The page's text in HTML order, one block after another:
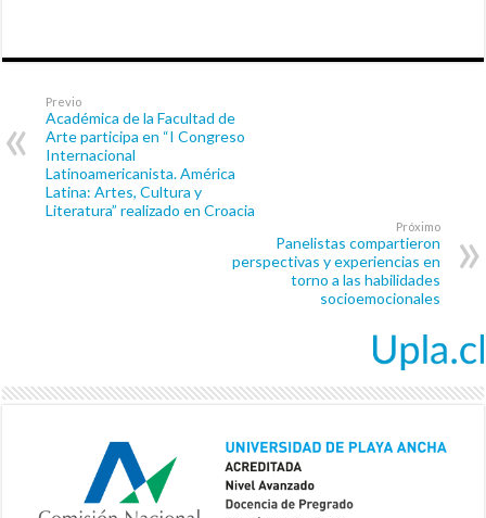
Previo
Académica de la Facultad de
Arte participa en “I Congreso
Internacional
Latinoamericanista. América
Latina: Artes, Cultura y
Literatura” realizado en Croacia
Próximo
Panelistas compartieron
perspectivas y experiencias en
torno a las habilidades
socioemocionales